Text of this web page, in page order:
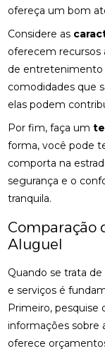
ofereça um bom
Considere as
oferecem recursos
de entretenimento
comodidades que
elas podem
Por fim, faça um
forma, você pode
comporta na
segurança e o
tranquila.
Comparação
Aluguel
Quando se trata
e serviços é
Primeiro, pesquise
informações sobre
oferece